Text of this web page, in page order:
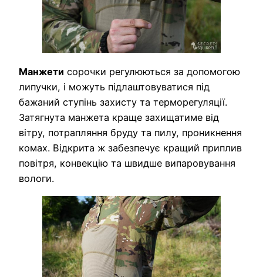
Манжети сорочки регулюються за допомогою
липучки, і можуть підлаштовуватися під
бажаний ступінь захисту та терморегуляції.
Затягнута манжета краще захищатиме від
вітру, потрапляння бруду та пилу, проникнення
комах. Відкрита ж забезпечує кращий приплив
повітря, конвекцію та швидше випаровування
вологи.